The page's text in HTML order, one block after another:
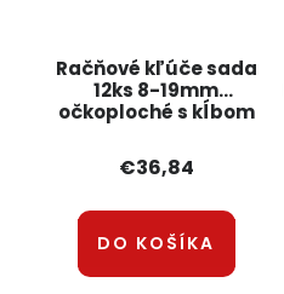
Račňové kľúče sada
12ks 8-19mm
očkoploché s kĺbom
KRAFT&amp;DELE
€36,84
DO KOŠÍKA